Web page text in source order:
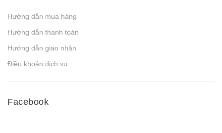
Hướng dẫn mua hàng
Hướng dẫn thanh toán
Hướng dẫn giao nhận
Điều khoản dịch vụ
Facebook